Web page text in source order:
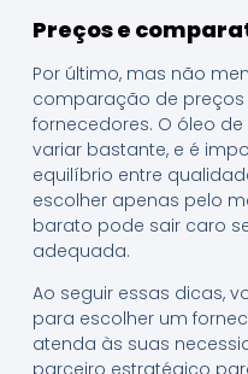
Preços e
Por último, mas não
comparação de preços
fornecedores. O óleo
variar bastante, e é
equilíbrio entre
escolher apenas pelo
barato pode sair caro
adequada.
Ao seguir essas dicas,
para escolher um
atenda às suas